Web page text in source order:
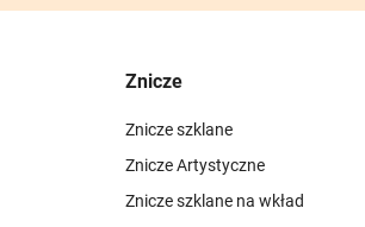
Znicze
Znicze szklane
Znicze Artystyczne
Znicze szklane na wkład